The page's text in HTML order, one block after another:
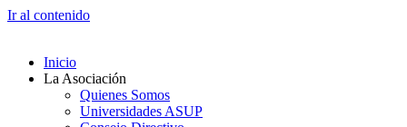
Ir al contenido
Inicio
La Asociación
Quienes Somos
Universidades ASUP